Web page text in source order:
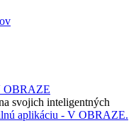
svojich inteligentných
aplikáciu - V OBRAZE.